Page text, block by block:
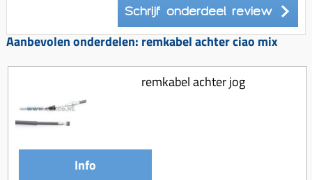
Voor tandwielen
Tomos opvoeren (kits)
Koppeling compleet
Koppeling trekveer
Kickstart (delen)
Schrijf onderdeel review
Aanbevolen onderdelen: remkabel achter ciao mix
remkabel achter jog
Info